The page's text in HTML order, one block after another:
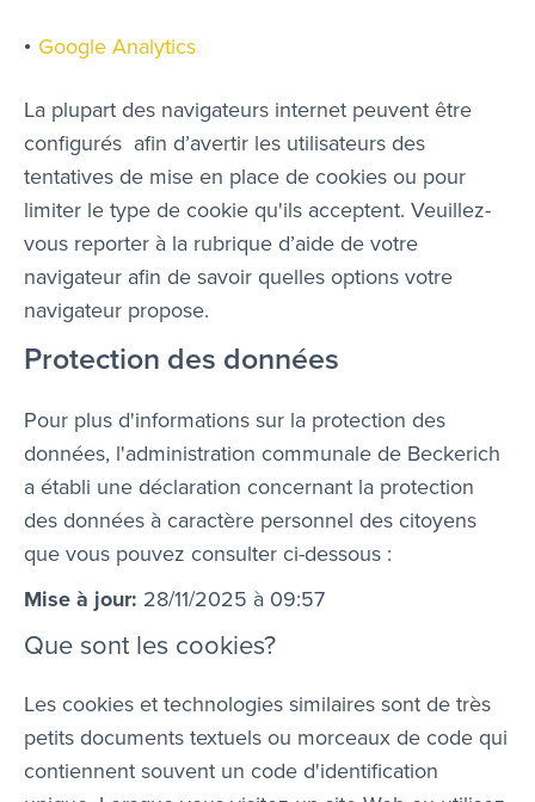
Google Analytics
La plupart des navigateurs internet peuvent être
configurés afin d’avertir les utilisateurs des
tentatives de mise en place de cookies ou pour
limiter le type de cookie qu'ils acceptent. Veuillez-
vous reporter à la rubrique d’aide de votre
navigateur afin de savoir quelles options votre
navigateur propose.
Protection des données
Pour plus d'informations sur la protection des
données, l'administration communale de Beckerich
a établi une déclaration concernant la protection
des données à caractère personnel des citoyens
que vous pouvez consulter ci-dessous :
Mise à jour: 28/11/2025 à 09:57
Que sont les cookies?
Les cookies et technologies similaires sont de très
petits documents textuels ou morceaux de code qui
contiennent souvent un code d'identification